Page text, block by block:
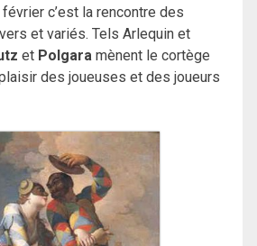
c’est la rencontre des
et variés. Tels Arlequin et
et Polgara mènent le cortège
des joueuses et des joueurs